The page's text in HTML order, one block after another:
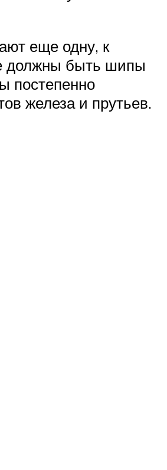
еще одну, к
должны быть шипы
постепенно
железа и прутьев.